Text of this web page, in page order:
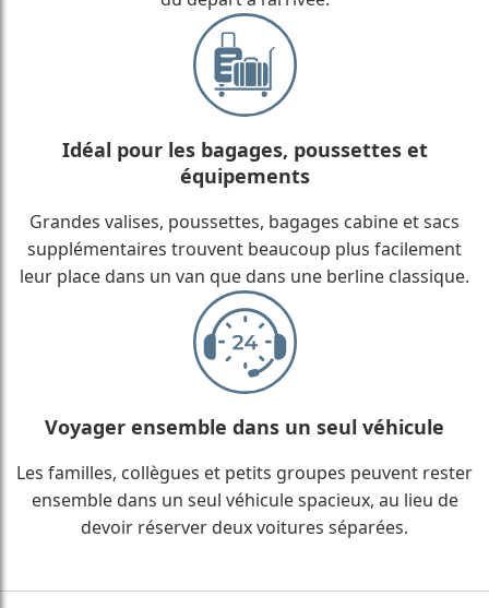
Idéal pour les bagages, poussettes et
équipements
Grandes valises, poussettes, bagages cabine et sacs
supplémentaires trouvent beaucoup plus facilement
leur place dans un van que dans une berline classique.
Voyager ensemble dans un seul véhicule
Les familles, collègues et petits groupes peuvent rester
ensemble dans un seul véhicule spacieux, au lieu de
devoir réserver deux voitures séparées.